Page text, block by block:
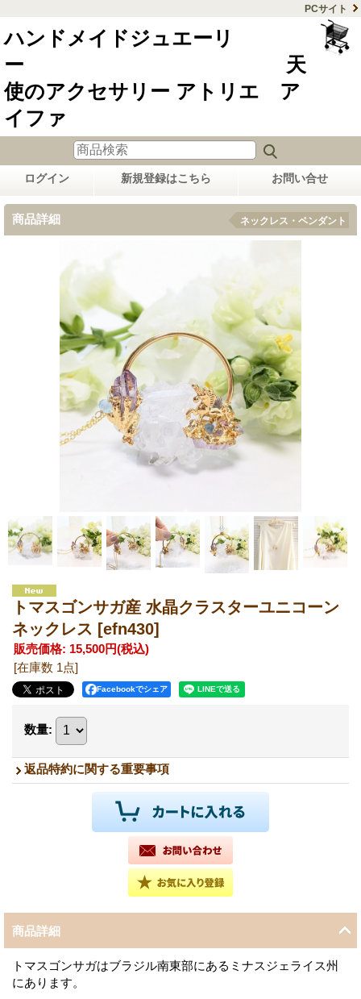
PCサイト
ハンドメイドジュエーリ
ー 天
使のアクセサリー アトリエ ア
イファ
ログイン 新規登録はこちら お問い合せ
商品詳細 ネックレス・ペンダント
トマスゴンサガ産 水晶クラスターユニコーン
ネックレス [efn430]
販売価格: 15,500円(税込)
[在庫数 1点]
Facebookでシェア
数量:
返品特約に関する重要事項
商品詳細
トマスゴンサガはブラジル南東部にあるミナスジェライス州
にあります。